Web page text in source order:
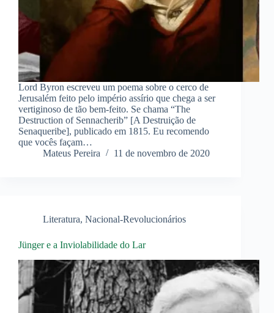
Lord Byron escreveu um poema sobre o cerco de
Jerusalém feito pelo império assírio que chega a ser
vertiginoso de tão bem-feito. Se chama “The
Destruction of Sennacherib” [A Destruição de
Senaqueribe], publicado em 1815. Eu recomendo
que vocês façam…
Mateus Pereira
11 de novembro de 2020
Literatura, Nacional-Revolucionários
Jünger e a Inviolabilidade do Lar